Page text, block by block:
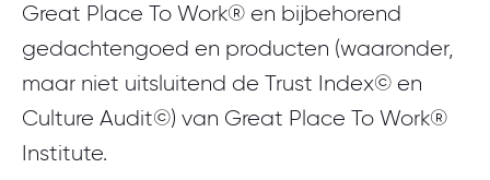
Great Place To Work® en bijbehorend
gedachtengoed en producten (waaronder,
maar niet uitsluitend de Trust Index© en
Culture Audit©) van Great Place To Work®
Institute.